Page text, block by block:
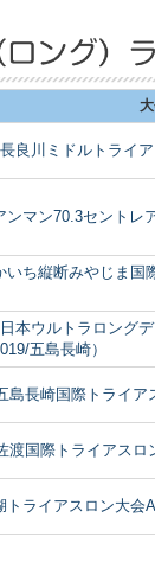
良川ミドルトライ
ンマン70.3セントレ
いち縦断みやじま国
本ウルトラロング
五島長崎）
島長崎国際トライア
渡国際トライアスロ
トライアスロン大会A